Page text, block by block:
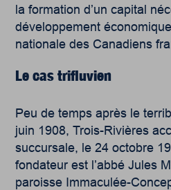
la formation d’un capital
développement
nationale des Canadiens
Le cas trifluvien
Peu de temps après le
juin 1908, Trois-Rivières
succursale, le 24 octobre
fondateur est l’abbé Jules
paroisse Immaculée-